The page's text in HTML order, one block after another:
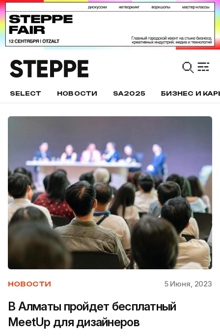
SELECT НОВОСТИ SA2025 БИЗНЕС И
НОВОСТИ 5 Июня, 2023
В Алматы пройдет бесплатный
MeetUp для дизайнеров